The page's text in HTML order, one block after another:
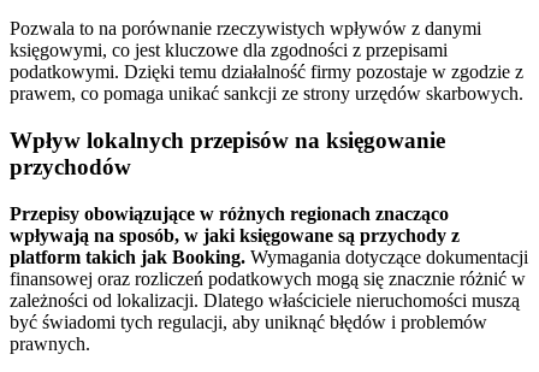
Pozwala to na porównanie rzeczywistych wpływów z danymi
księgowymi, co jest kluczowe dla zgodności z przepisami
podatkowymi. Dzięki temu działalność firmy pozostaje w zgodzie z
prawem, co pomaga unikać sankcji ze strony urzędów skarbowych.
Wpływ lokalnych przepisów na księgowanie
przychodów
Przepisy obowiązujące w różnych regionach znacząco
wpływają na sposób, w jaki księgowane są przychody z
platform takich jak Booking. Wymagania dotyczące dokumentacji
finansowej oraz rozliczeń podatkowych mogą się znacznie różnić w
zależności od lokalizacji. Dlatego właściciele nieruchomości muszą
być świadomi tych regulacji, aby uniknąć błędów i problemów
prawnych.